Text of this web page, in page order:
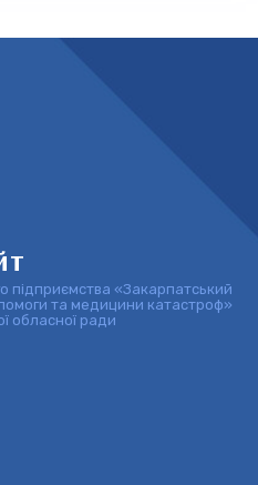
підприємства «Закарпатський
та медицини катастроф»
обласної ради